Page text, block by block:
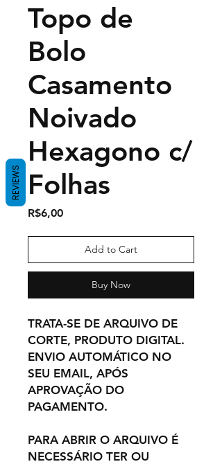
Topo de
Bolo
Casamento
Noivado
Hexagono c/
Folhas
R$6,00Price
Add to Cart
Buy Now
TRATA-SE DE ARQUIVO DE
CORTE, PRODUTO DIGITAL.
ENVIO AUTOMÁTICO NO
SEU EMAIL, APÓS
APROVAÇÃO DO
PAGAMENTO.
PARA ABRIR O ARQUIVO É
NECESSÁRIO TER OU
REVIEWS